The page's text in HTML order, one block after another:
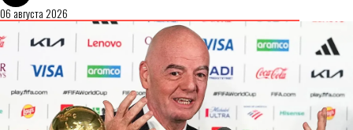
06 августа 2026